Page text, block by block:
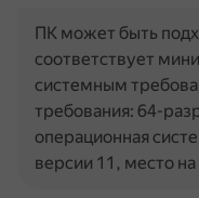
ПК может быть
соответствует
системным
требования: 64-
операционная
версии 11, место